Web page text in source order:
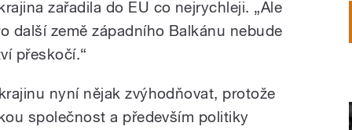
zařadila do EU co nejrychleji. „Ale
další země západního Balkánu nebude
přeskočí.“
nyní nějak zvýhodňovat, protože
společnost a především politiky